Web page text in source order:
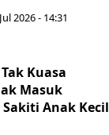
2026 - 14:31
Kuasa
Masuk
Sakiti Anak Kecil